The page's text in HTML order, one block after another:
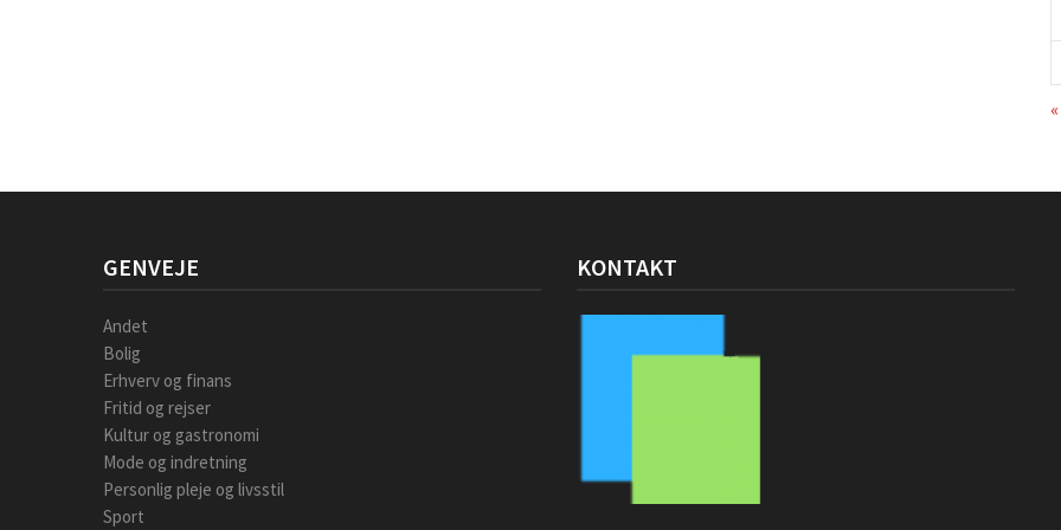
GENVEJE
Andet
Bolig
Erhverv og finans
Fritid og rejser
Kultur og gastronomi
Mode og indretning
Personlig pleje og livsstil
Sport
KONTAKT